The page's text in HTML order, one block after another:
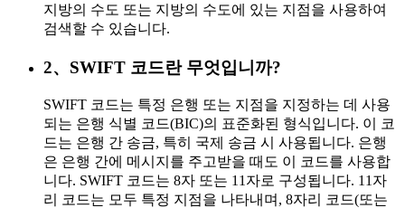
지방의 수도 또는 지방의 수도에 있는 지점을 사용하여
검색할 수 있습니다.
2、SWIFT 코드란 무엇입니까?
SWIFT 코드는 특정 은행 또는 지점을 지정하는 데 사용
되는 은행 식별 코드(BIC)의 표준화된 형식입니다. 이 코
드는 은행 간 송금, 특히 국제 송금 시 사용됩니다. 은행
은 은행 간에 메시지를 주고받을 때도 이 코드를 사용합
니다. SWIFT 코드는 8자 또는 11자로 구성됩니다. 11자
리 코드는 모두 특정 지점을 나타내며, 8자리 코드(또는